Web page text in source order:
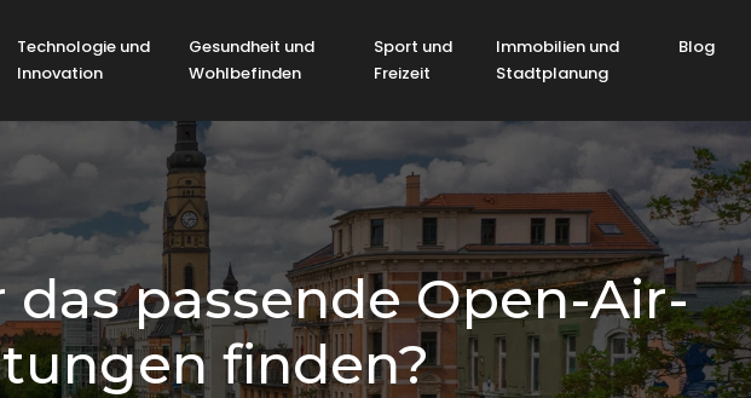
Technologie und
Innovation
Gesundheit und
Wohlbefinden
Sport und
Freizeit
Immobilien und
Stadtplanung
Blog
passende Open-Air-
finden?